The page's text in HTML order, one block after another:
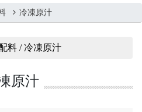
冷凍原汁
料 / 冷凍原汁
原汁